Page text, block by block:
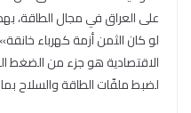
على العراق في مجال الطاقة،
لو كان الثمن أزمة كهرباء
الاقتصادية هو جزء من الضغط
لضبط ملفّات الطاقة والسلاح